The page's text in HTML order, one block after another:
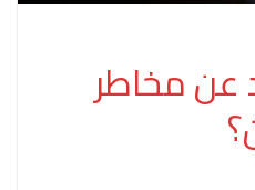
مخاطر